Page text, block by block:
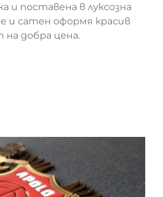
и поставена в луксозна
и сатен оформя красив
на добра цена.